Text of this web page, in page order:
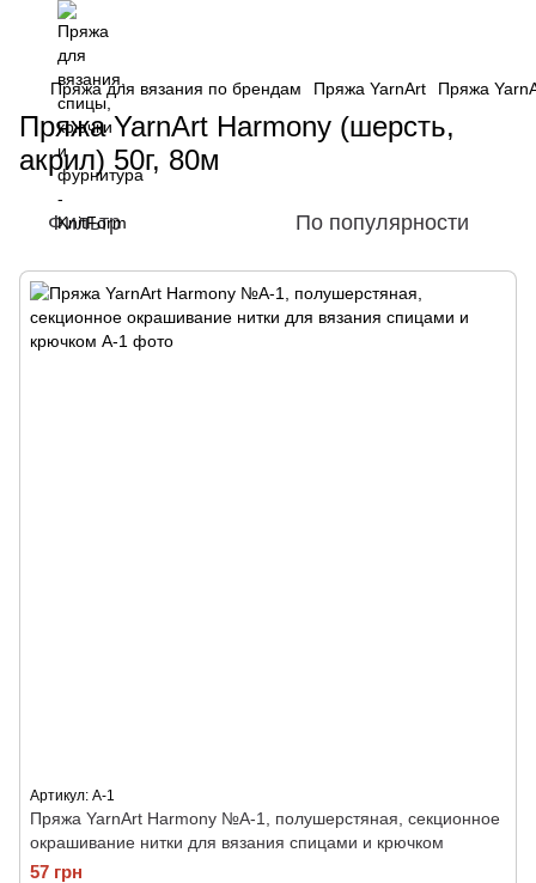
Пряжа для вязания по брендам Пряжа YarnArt Пряжа
Пряжа YarnArt Harmony (шерсть,
акрил) 50г, 80м
Фильтр По популярности
Артикул: A-1
Пряжа YarnArt Harmony №А-1, полушерстяная, секционное
окрашивание нитки для вязания спицами и крючком
57 грн